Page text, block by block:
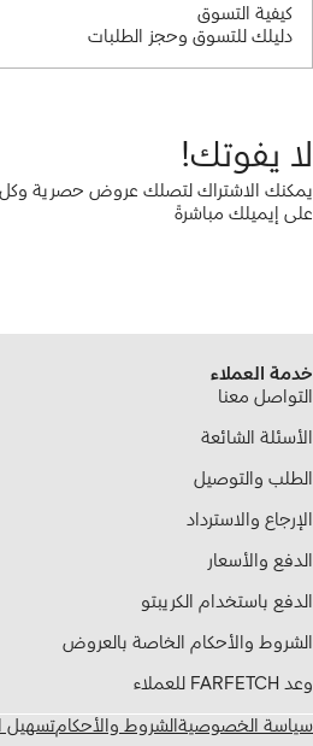
كيفية التسوق
دليلك للتسوق وحجز الطلبات
لا يفوتك!
يمكنك الاشتراك لتصلك عروض حصرية
على إيميلك مباشرةً
خدمة العملاء
التواصل معنا
الأسئلة الشائعة
الطلب والتوصيل
الإرجاع والاسترداد
الدفع والأسعار
الدفع باستخدام الكريبتو
الشروط والأحكام الخاصة بالعروض
وعد FARFETCH للعملاء
سياسة الخصوصيةالشروط والأحكامتسهيل